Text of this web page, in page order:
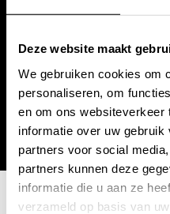
Deze website maakt
We gebruiken cookies om
personaliseren, om
en om ons websiteverkeer
informatie over uw
partners voor social
partners kunnen deze
informatie die u aan ze
verzameld op basis van